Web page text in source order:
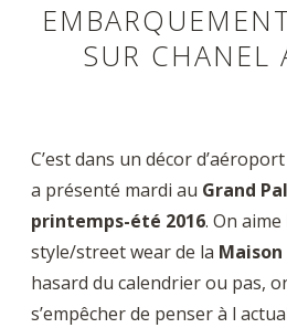
SUR CHANEL
C’est dans un décor
a présenté mardi au Grand
printemps-été 2016. On
style/street wear de la
hasard du calendrier ou pas,
s’empêcher de penser à l